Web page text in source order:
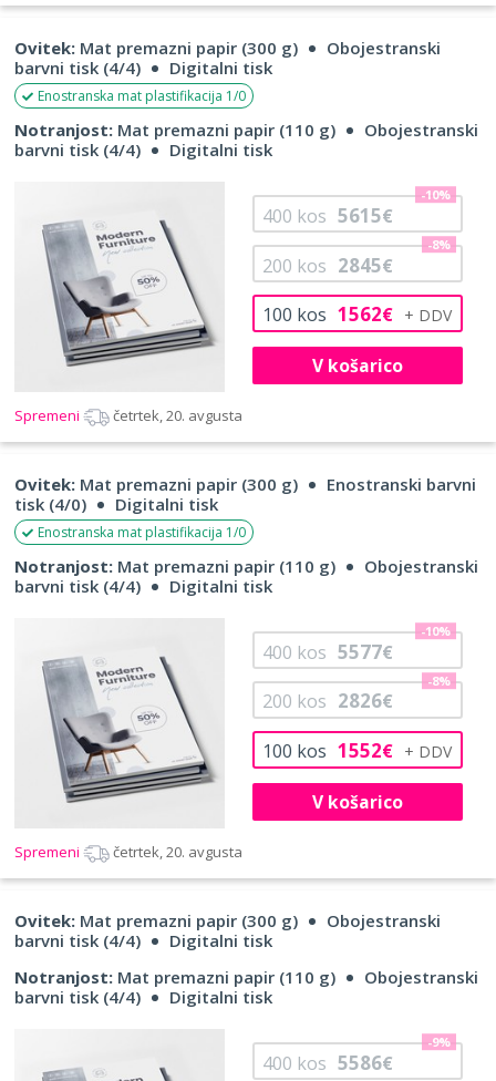
Ovitek: Mat premazni papir (300 g)
Obojestranski
barvni tisk (4/4)
Digitalni tisk
Enostranska mat plastifikacija 1/0
Notranjost: Mat premazni papir (110 g)
Obojestranski
barvni tisk (4/4)
Digitalni tisk
100 kos 1562€
200 kos 2845€
-8%
400 kos 5615€
-10%
V košarico
Spremeni četrtek, 20. avgusta
Ovitek: Mat premazni papir (300 g)
Enostranski barvni
tisk (4/0)
Digitalni tisk
Enostranska mat plastifikacija 1/0
Notranjost: Mat premazni papir (110 g)
Obojestranski
barvni tisk (4/4)
Digitalni tisk
100 kos 1552€
200 kos 2826€
-8%
400 kos 5577€
-10%
V košarico
Spremeni četrtek, 20. avgusta
Ovitek: Mat premazni papir (300 g)
Obojestranski
barvni tisk (4/4)
Digitalni tisk
Notranjost: Mat premazni papir (110 g)
Obojestranski
barvni tisk (4/4)
Digitalni tisk
400 kos 5586€
-9%